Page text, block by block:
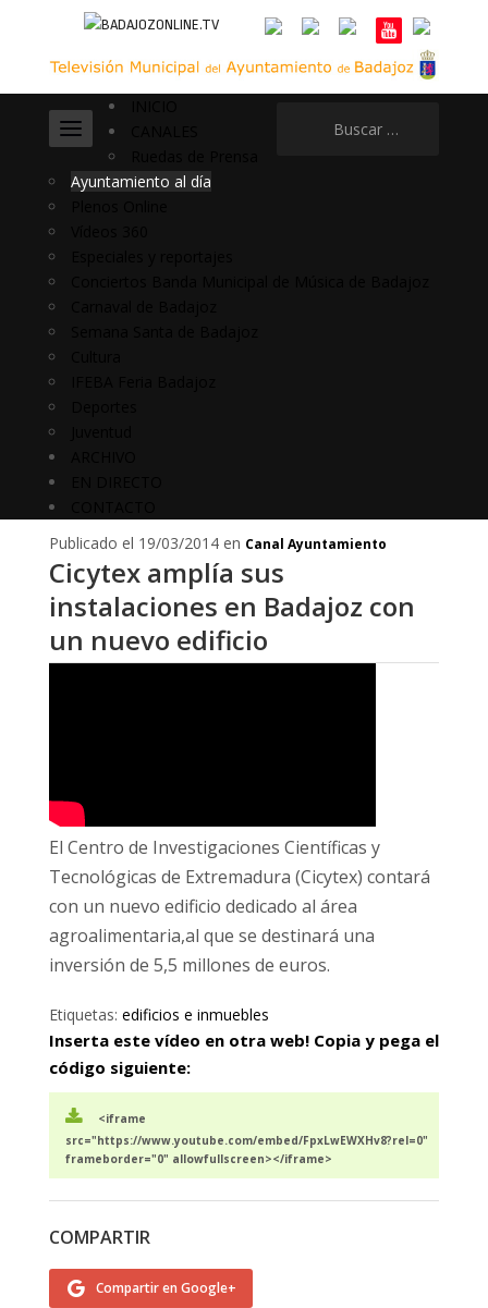
Ayuntamiento al día
Publicado el 19/03/2014 en Canal Ayuntamiento
Cicytex amplía sus
instalaciones en Badajoz con
un nuevo edificio
El Centro de Investigaciones Científicas y
Tecnológicas de Extremadura (Cicytex) contará
con un nuevo edificio dedicado al área
agroalimentaria,al que se destinará una
inversión de 5,5 millones de euros.
Etiquetas: edificios e inmuebles
Inserta este vídeo en otra web! Copia y pega el
código siguiente:
<iframe
src="https://www.youtube.com/embed/FpxLwEWXHv8?rel=0"
frameborder="0" allowfullscreen></iframe>
COMPARTIR
Compartir en Google+